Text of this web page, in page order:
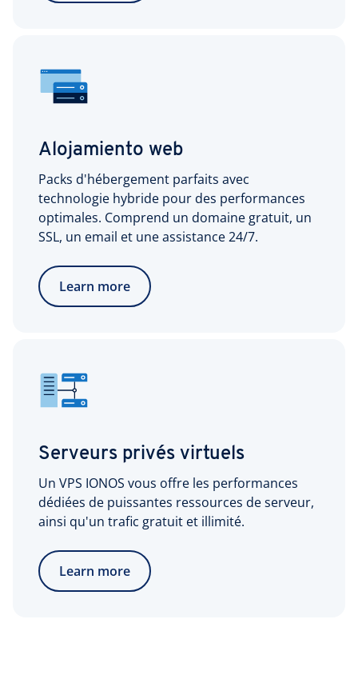
Alojamiento web
Packs d'hébergement parfaits avec
technologie hybride pour des performances
optimales. Comprend un domaine gratuit, un
SSL, un email et une assistance 24/7.
Learn more
Serveurs privés virtuels
Un VPS IONOS vous offre les performances
dédiées de puissantes ressources de serveur,
ainsi qu'un trafic gratuit et illimité.
Learn more